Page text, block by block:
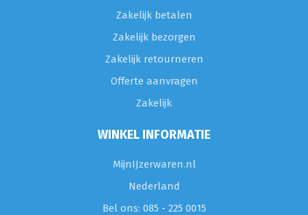
Zakelijk betalen
Zakelijk bezorgen
Zakelijk retourneren
Offerte aanvragen
Zakelijk
WINKEL INFORMATIE
MijnIJzerwaren.nl
Nederland
Bel ons: 085 - 225 0015